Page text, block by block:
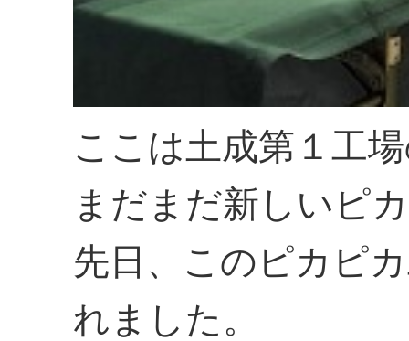
ここは土成第１工
まだまだ新しいピ
先日、このピカピ
れました。